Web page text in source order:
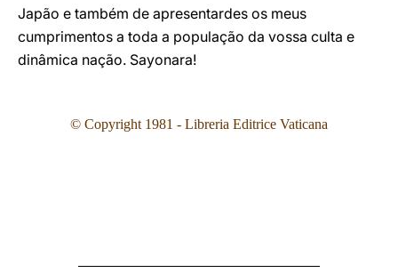
Japão e também de apresentardes os meus
cumprimentos a toda a população da vossa culta e
dinâmica nação. Sayonara!
© Copyright 1981 - Libreria Editrice Vaticana